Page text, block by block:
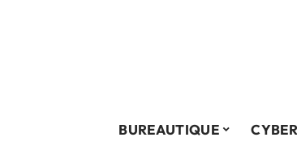
BUREAUTIQUE